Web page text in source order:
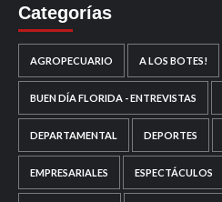
Categorías
AGROPECUARIO A LOS BOTES!
BUEN DÍA FLORIDA - ENTREVISTAS
DEPARTAMENTAL DEPORTES
EMPRESARIALES ESPECTÁCULOS